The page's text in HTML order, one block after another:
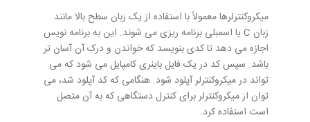
میکروکنترلرها معمولاً با استفاده از یک زبان سطح بالا مانند
زبان C یا اسمبلی برنامه ریزی می شوند. این به برنامه نویس
اجازه می دهد تا کدی بنویسد که خواندن و درک آن آسان تر
باشد. سپس کد در یک فایل باینری کامپایل می شود که می
تواند در میکروکنترلر آپلود شود. هنگامی که کد آپلود شد، می
توان از میکروکنترلر برای کنترل دستگاهی که به آن متصل
است استفاده کرد.